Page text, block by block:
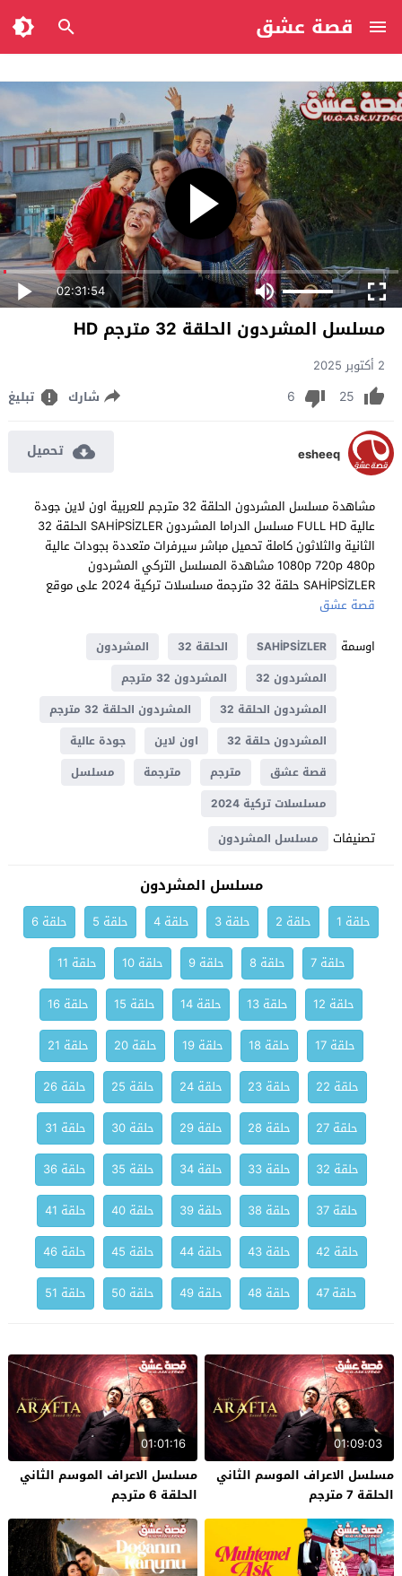
قصة عشق
02:31:54
مسلسل المشردون الحلقة 32 مترجم HD
2 أكتوبر 2025
25
6 شارك تبليغ
esheeq تحميل
مشاهدة مسلسل المشردون الحلقة 32 مترجم للعربية اون لاين جودة
عالية FULL HD مسلسل الدراما المشردون SAHİPSİZLER الحلقة 32
الثانية والثلاثون كاملة تحميل مباشر سيرفرات متعددة بجودات عالية
1080p 720p 480p مشاهدة المسلسل التركي المشردون
SAHİPSİZLER حلقة 32 مترجمة مسلسلات تركية 2024 على موقع
قصة عشق
اوسمة
SAHİPSİZLER الحلقة 32
المشردون
المشردون 32
المشردون 32 مترجم
المشردون الحلقة 32
المشردون الحلقة 32 مترجم
المشردون حلقة 32
اون لاين
جودة عالية
قصة عشق
مترجم مترجمة
مسلسل
مسلسلات تركية 2024
تصنيفات مسلسل المشردون
مسلسل المشردون
حلقة 1 حلقة 2 حلقة 3 حلقة 4 حلقة 5
حلقة 6
حلقة 7
حلقة 8 حلقة 9 حلقة 10
حلقة 11
حلقة 12
حلقة 13 حلقة 14 حلقة 15
حلقة 16
حلقة 17
حلقة 18 حلقة 19 حلقة 20
حلقة 21
حلقة 22
حلقة 23 حلقة 24 حلقة 25
حلقة 26
حلقة 27
حلقة 28 حلقة 29 حلقة 30
حلقة 31
حلقة 32
حلقة 33 حلقة 34 حلقة 35
حلقة 36
حلقة 37
حلقة 38 حلقة 39 حلقة 40
حلقة 41
حلقة 42
حلقة 43 حلقة 44 حلقة 45
حلقة 46
حلقة 47
حلقة 48 حلقة 49 حلقة 50 حلقة 51
01:09:03
مسلسل الاعراف الموسم الثاني
الحلقة 7 مترجم
01:01:16
مسلسل الاعراف الموسم الثاني
الحلقة 6 مترجم